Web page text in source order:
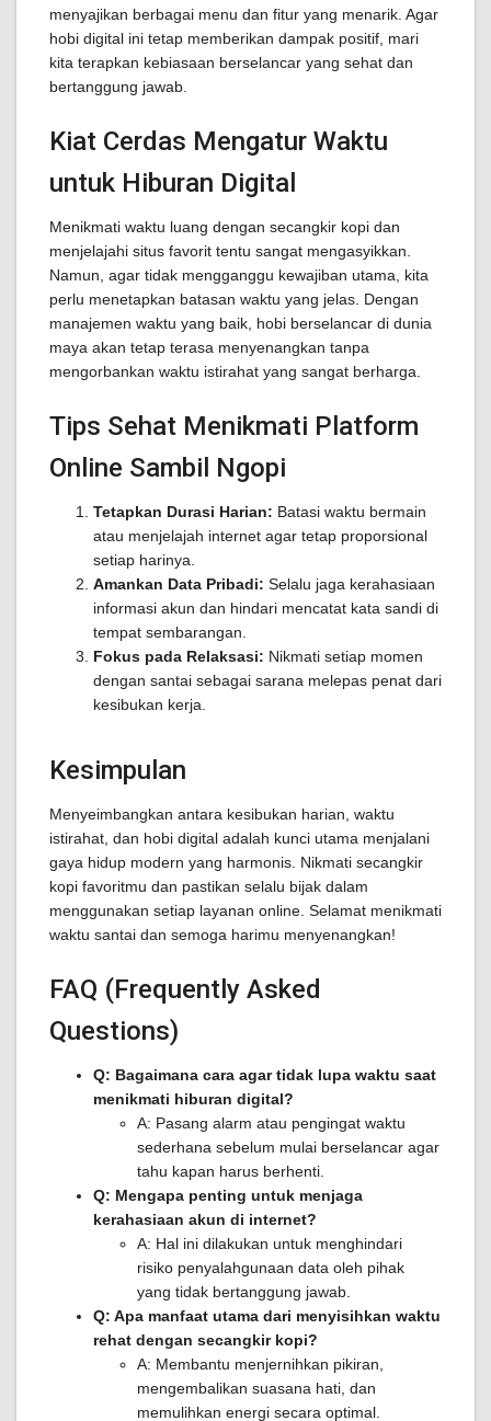
menyajikan berbagai menu dan fitur yang menarik. Agar
hobi digital ini tetap memberikan dampak positif, mari
kita terapkan kebiasaan berselancar yang sehat dan
bertanggung jawab.
Kiat Cerdas Mengatur Waktu
untuk Hiburan Digital
Menikmati waktu luang dengan secangkir kopi dan
menjelajahi situs favorit tentu sangat mengasyikkan.
Namun, agar tidak mengganggu kewajiban utama, kita
perlu menetapkan batasan waktu yang jelas. Dengan
manajemen waktu yang baik, hobi berselancar di dunia
maya akan tetap terasa menyenangkan tanpa
mengorbankan waktu istirahat yang sangat berharga.
Tips Sehat Menikmati Platform
Online Sambil Ngopi
Tetapkan Durasi Harian: Batasi waktu bermain
atau menjelajah internet agar tetap proporsional
setiap harinya.
Amankan Data Pribadi: Selalu jaga kerahasiaan
informasi akun dan hindari mencatat kata sandi di
tempat sembarangan.
Fokus pada Relaksasi: Nikmati setiap momen
dengan santai sebagai sarana melepas penat dari
kesibukan kerja.
Kesimpulan
Menyeimbangkan antara kesibukan harian, waktu
istirahat, dan hobi digital adalah kunci utama menjalani
gaya hidup modern yang harmonis. Nikmati secangkir
kopi favoritmu dan pastikan selalu bijak dalam
menggunakan setiap layanan online. Selamat menikmati
waktu santai dan semoga harimu menyenangkan!
FAQ (Frequently Asked
Questions)
Q: Bagaimana cara agar tidak lupa waktu saat
menikmati hiburan digital?
A: Pasang alarm atau pengingat waktu
sederhana sebelum mulai berselancar agar
tahu kapan harus berhenti.
Q: Mengapa penting untuk menjaga
kerahasiaan akun di internet?
A: Hal ini dilakukan untuk menghindari
risiko penyalahgunaan data oleh pihak
yang tidak bertanggung jawab.
Q: Apa manfaat utama dari menyisihkan waktu
rehat dengan secangkir kopi?
A: Membantu menjernihkan pikiran,
mengembalikan suasana hati, dan
memulihkan energi secara optimal.